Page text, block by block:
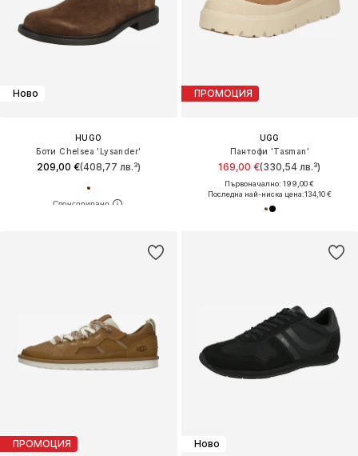
Ново
HUGO
Боти Chelsea 'Lysander'
209,00 €(408,77 лв.³)
ПРОМОЦИЯ
UGG
Пантофи 'Tasman'
169,00 €(330,54 лв.³)
Първоначално: 199,00 €
Последна най-ниска цена:134,10 €
ПРОМОЦИЯ Ново